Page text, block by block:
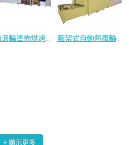
自動滾輪塗佈烘烤線 籃架式自動熱風輸送爐